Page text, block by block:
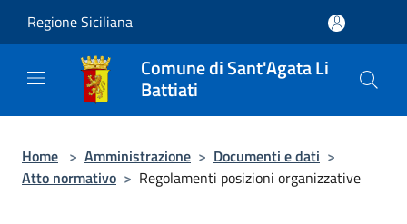
Regione Siciliana
Comune di Sant'Agata Li
Battiati
Home > Amministrazione > Documenti e dati >
Atto normativo > Regolamenti posizioni organizzative